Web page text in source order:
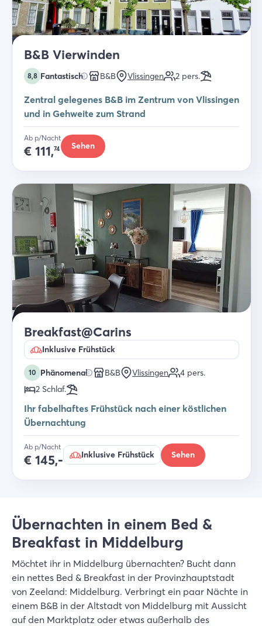
B&B Vierwinden
8,8 Fantastisch B&B Vlissingen 2 pers.
Zentral gelegenes B&B im Zentrum von Vlissingen
und in Gehweite zum Strand
Ab p/Nacht
€ 111,74 Sehen
Breakfast@Carins
Inklusive Frühstück
10 Phänomenal B&B Vlissingen 4 pers.
2 Schlaf.
Ihr fabelhaftes Frühstück nach einer köstlichen
Übernachtung
Ab p/Nacht
€ 145,- Inklusive Frühstück Sehen
Übernachten in einem Bed &
Breakfast in Middelburg
Möchtet ihr in Middelburg übernachten? Bucht dann
ein nettes Bed & Breakfast in der Provinzhauptstadt
von Zeeland: Middelburg. Verbringt ein paar Nächte in
einem B&B in der Altstadt von Middelburg mit Aussicht
auf den Marktplatz oder etwas außerhalb des